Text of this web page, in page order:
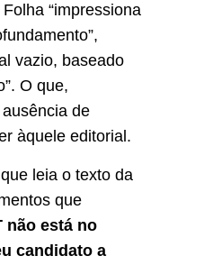
“impressiona
vazio, baseado
O que,
de
àquele editorial.
leia o texto da
que
não está no
candidato a